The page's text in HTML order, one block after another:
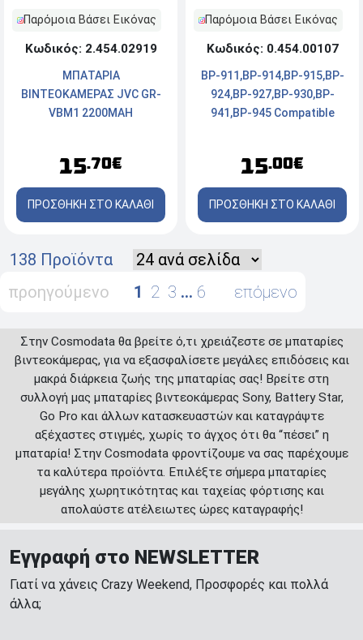
Παρόμοια Βάσει Εικόνας
Κωδικός: 2.454.02919
ΜΠΑΤΑΡΙΑ
ΒΙΝΤΕΟΚΑΜΕΡΑΣ JVC GR-
VBM1 2200MAH
15.70€
ΠΡΟΣΘΗΚΗ ΣΤΟ ΚΑΛΑΘΙ
Παρόμοια Βάσει Εικόνας
Κωδικός: 0.454.00107
BP-911,BP-914,BP-915,BP-
924,BP-927,BP-930,BP-
941,BP-945 Compatible
15.00€
ΠΡΟΣΘΗΚΗ ΣΤΟ ΚΑΛΑΘΙ
138 Προϊόντα
προηγούμενο
1 2 3 … 6 επόμενο
Στην Cosmodata θα βρείτε ό,τι χρειάζεστε σε μπαταρίες
βιντεοκάμερας, για να εξασφαλίσετε μεγάλες επιδόσεις και
μακρά διάρκεια ζωής της μπαταρίας σας! Βρείτε στη
συλλογή μας μπαταρίες βιντεοκάμερας Sony, Battery Star,
Go Pro και άλλων κατασκευαστών και καταγράψτε
αξέχαστες στιγμές, χωρίς το άγχος ότι θα “πέσει” η
μπαταρία! Στην Cosmodata φροντίζουμε να σας παρέχουμε
τα καλύτερα προϊόντα. Επιλέξτε σήμερα μπαταρίες
μεγάλης χωρητικότητας και ταχείας φόρτισης και
απολαύστε ατέλειωτες ώρες καταγραφής!
Εγγραφή στο NEWSLETTER
Γιατί να χάνεις Crazy Weekend, Προσφορές και πολλά
άλλα;